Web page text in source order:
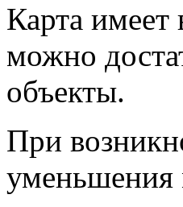
Карта имеет
можно
объекты.
При
уменьшения